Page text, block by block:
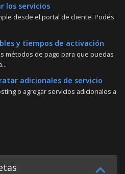
los servicios
desde el portal de cliente. Podés
y tiempos de activación
métodos de pago para que puedas
adicionales de servicio
o agregar servicios adicionales a